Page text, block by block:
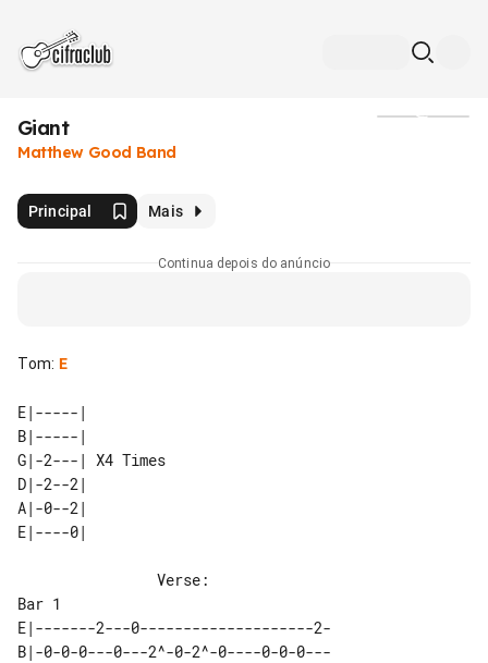
Giant
Matthew Good Band
Principal Mais
Continua depois do anúncio
Tom: E
E|-----|
B|-----|
G|-2---| X4 Times
D|-2--2|
A|-0--2|
E|-------2---0--------------------2-
B|-0-0-0---0---2^-0-2^-0----0-0-0---